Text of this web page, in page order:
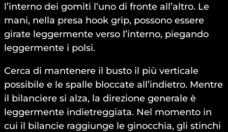
l’interno dei gomiti l’uno di fronte all’altro. Le
mani, nella presa hook grip, possono essere
girate leggermente verso l’interno, piegando
leggermente i polsi.
Cerca di mantenere il busto il più verticale
possibile e le spalle bloccate all’indietro. Mentre
il bilanciere si alza, la direzione generale è
leggermente indietreggiata. Nel momento in
cui il bilancie raggiunge le ginocchia, gli stinchi